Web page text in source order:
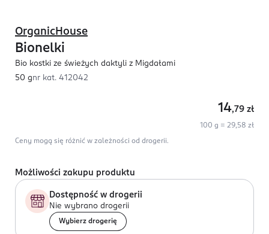
OrganicHouse
Bionelki
Bio kostki ze świeżych daktyli z Migdałami
50 gnr kat. 412042
14,79 zł
100 g = 29,58 zł
Ceny mogą się różnić w zależności od drogerii.
Możliwości zakupu produktu
Dostępność w drogerii
Nie wybrano drogerii
Wybierz drogerię